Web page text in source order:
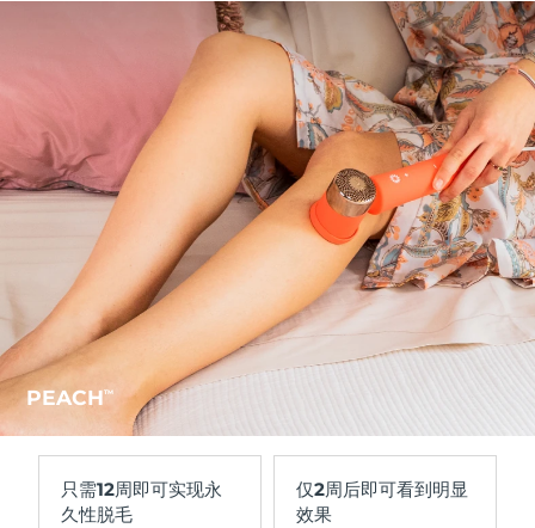
PEACHTM
只需12周即可实现永
久性脱毛
仅2周后即可看到明显
效果